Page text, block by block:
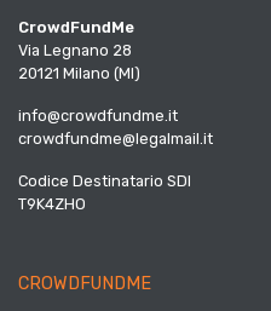
CrowdFundMe
Via Legnano 28
20121 Milano (MI)
info@crowdfundme.it
crowdfundme@legalmail.it
Codice Destinatario SDI
T9K4ZHO
CROWDFUNDME